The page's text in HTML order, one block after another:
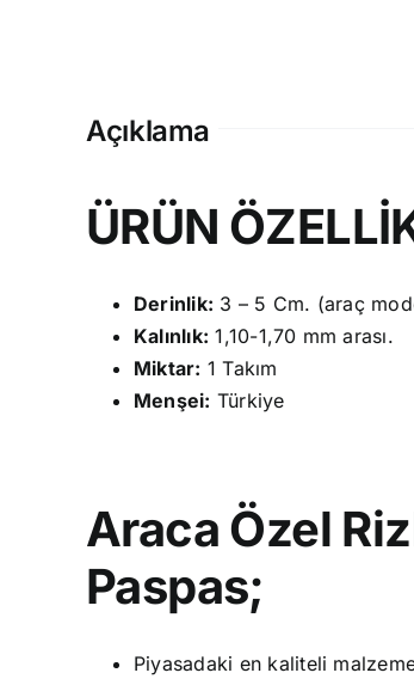
Açıklama
ÜRÜN
Derinlik: 3 – 5 Cm. (araç
Kalınlık: 1,10-1,70 mm arası.
Miktar: 1 Takım
Menşei: Türkiye
Araca Özel
Paspas;
Piyasadaki en kaliteli